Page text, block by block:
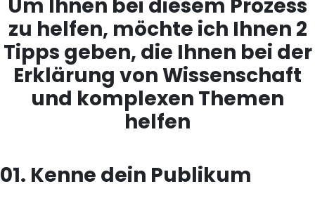
Um Ihnen bei diesem Prozess
zu helfen, möchte ich Ihnen 2
Tipps geben, die Ihnen bei der
Erklärung von Wissenschaft
und komplexen Themen
helfen
01. Kenne dein Publikum